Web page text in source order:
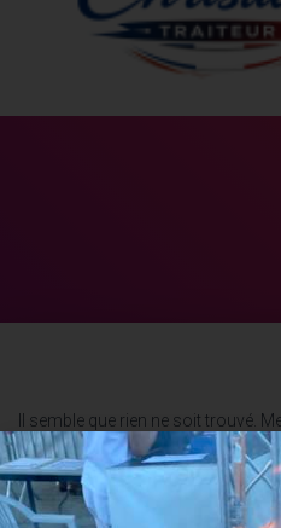
Il semble que rien ne soit trouvé.
Rechercher…